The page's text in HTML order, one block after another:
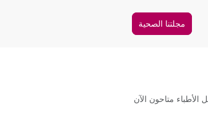
مجلتنا الصحية
متاحون الآن